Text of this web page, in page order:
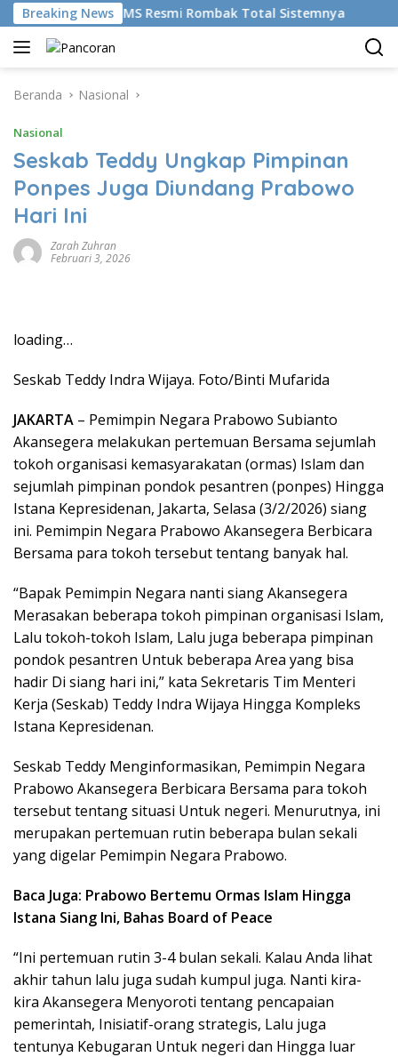
Langsung
ke
konten
Breaking News
AI, BRMS Resmi Rombak Total Sistemnya
Beranda Nasional
Nasional
Seskab Teddy Ungkap Pimpinan
Ponpes Juga Diundang Prabowo
Hari Ini
Zarah Zuhran
Februari 3, 2026
loading…
Seskab Teddy Indra Wijaya. Foto/Binti Mufarida
JAKARTA – Pemimpin Negara Prabowo Subianto
Akansegera melakukan pertemuan Bersama sejumlah
tokoh organisasi kemasyarakatan (ormas) Islam dan
sejumlah pimpinan pondok pesantren (ponpes) Hingga
Istana Kepresidenan, Jakarta, Selasa (3/2/2026) siang
ini. Pemimpin Negara Prabowo Akansegera Berbicara
Bersama para tokoh tersebut tentang banyak hal.
“Bapak Pemimpin Negara nanti siang Akansegera
Merasakan beberapa tokoh pimpinan organisasi Islam,
Lalu tokoh-tokoh Islam, Lalu juga beberapa pimpinan
pondok pesantren Untuk beberapa Area yang bisa
hadir Di siang hari ini,” kata Sekretaris Tim Menteri
Kerja (Seskab) Teddy Indra Wijaya Hingga Kompleks
Istana Kepresidenan.
Seskab Teddy Menginformasikan, Pemimpin Negara
Prabowo Akansegera Berbicara Bersama para tokoh
tersebut tentang situasi Untuk negeri. Menurutnya, ini
merupakan pertemuan rutin beberapa bulan sekali
yang digelar Pemimpin Negara Prabowo.
Baca Juga: Prabowo Bertemu Ormas Islam Hingga
Istana Siang Ini, Bahas Board of Peace
“Ini pertemuan rutin 3-4 bulan sekali. Kalau Anda lihat
akhir tahun lalu juga sudah kumpul juga. Nanti kira-
kira Akansegera Menyoroti tentang pencapaian
pemerintah, Inisiatif-orang strategis, Lalu juga
tentunya Kebugaran Untuk negeri dan Hingga luar